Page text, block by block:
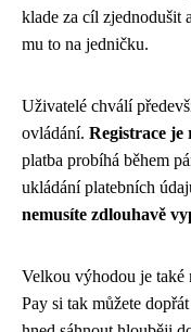
klade za cíl zjednodušit
mu to na jedničku.
Uživatelé chválí
ovládání. Registrace je
platba probíhá během
ukládání platebních
nemusíte zdlouhavě
Velkou výhodou je
Pay si tak můžete